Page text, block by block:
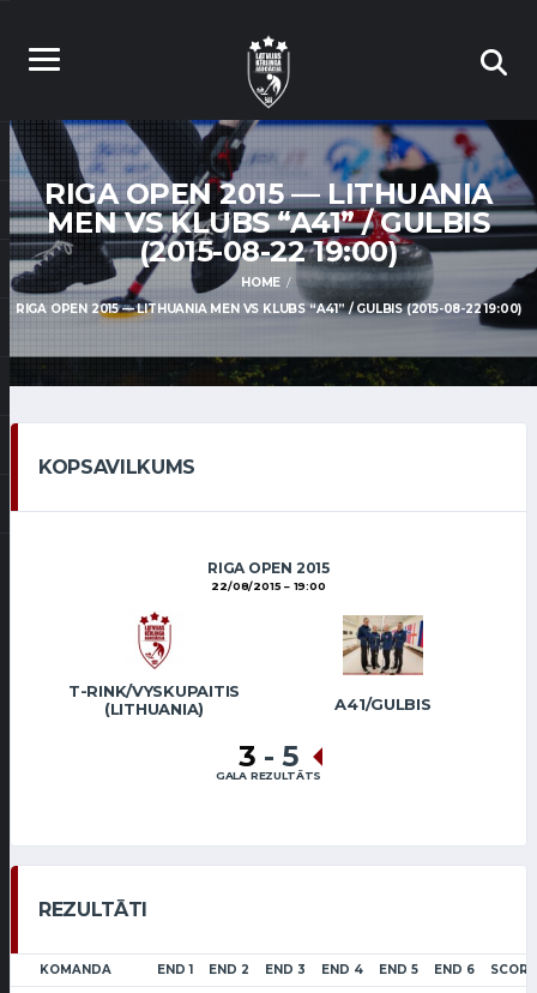
RIGA OPEN 2015 — LITHUANIA
MEN VS KLUBS “A41” / GULBIS
(2015-08-22 19:00)
HOME
RIGA OPEN 2015 — LITHUANIA MEN VS KLUBS “A41” / GULBIS (2015-08-22 19:00)
KOPSAVILKUMS
RIGA OPEN 2015
22/08/2015 19:00
T-RINK/VYSKUPAITIS
(LITHUANIA)
A41/GULBIS
3 - 5
GALA REZULTĀTS
REZULTĀTI
KOMANDA END 1 END 2 END 3 END 4 END 5 END 6 SCORE